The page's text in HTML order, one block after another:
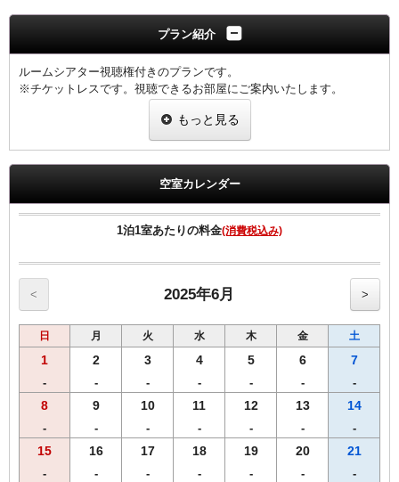
プラン紹介
ルームシアター視聴権付きのプランです。
※チケットレスです。視聴できるお部屋にご案内いたします。
※午前10時まで視聴可能です。
♪お仕事の後は、ゆっくりとお部屋で最新のルームシアターを観賞
◆領収書は、宿泊代金の総額にて明記されます◆
●リバーシブル枕採用。
●Wi-Fi全室対応。
●マイナスイオンドライヤー完備
●ベッドは、ゆったりセミダブルサイズ（幅120㎝）
●プリペイド式ＶＯＤシステム（1泊1000円／150タイトル見放題）
■福岡市条例により2020年4月1日宿泊者1人1泊につき，以下のとおり
宿泊料金2万円未満 200円（うち県税50円）
宿泊料金2万円以上 500円（うち県税50円）
※福岡市宿泊税はプラン料金に含まれておりません。
もっと見る
空室カレンダー
1泊1室あたりの料金(消費税込み)
< 2025年6月 >
日 月 火 水 木 金 土
1
-
2
-
3
-
4
-
5
-
6
-
7
-
8
-
9
-
10
-
11
-
12
-
13
-
14
-
15
-
16
-
17
-
18
-
19
-
20
-
21
-